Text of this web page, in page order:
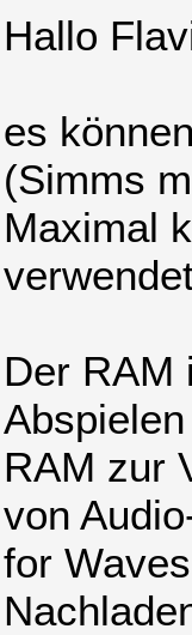
Hallo
es
(Simms
Maximal
Der RAM
RAM zur
von
for